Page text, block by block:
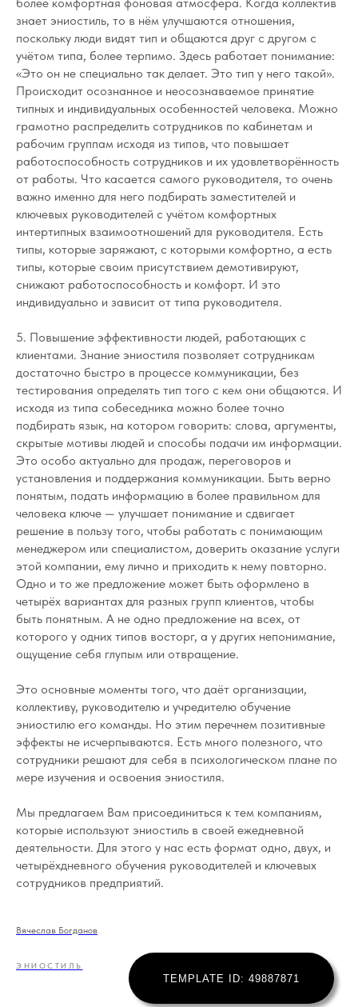
знает эниостиль, то в нём улучшаются отношения,
поскольку люди видят тип и общаются друг с другом с
учётом типа, более терпимо. Здесь работает понимание:
«Это он не специально так делает. Это тип у него такой».
Происходит осознанное и неосознаваемое принятие
типных и индивидуальных особенностей человека. Можно
грамотно распределить сотрудников по кабинетам и
рабочим группам исходя из типов, что повышает
работоспособность сотрудников и их удовлетворённость
от работы. Что касается самого руководителя, то очень
важно именно для него подбирать заместителей и
ключевых руководителей с учётом комфортных
интертипных взаимоотношений для руководителя. Есть
типы, которые заряжают, с которыми комфортно, а есть
типы, которые своим присутствием демотивируют,
снижают работоспособность и комфорт. И это
индивидуально и зависит от типа руководителя.
5. Повышение эффективности людей, работающих с
клиентами. Знание эниостиля позволяет сотрудникам
достаточно быстро в процессе коммуникации, без
тестирования определять тип того с кем они общаются. И
исходя из типа собеседника можно более точно
подбирать язык, на котором говорить: слова, аргументы,
скрытые мотивы людей и способы подачи им информации.
Это особо актуально для продаж, переговоров и
установления и поддержания коммуникации. Быть верно
понятым, подать информацию в более правильном для
человека ключе — улучшает понимание и сдвигает
решение в пользу того, чтобы работать с понимающим
менеджером или специалистом, доверить оказание услуги
этой компании, ему лично и приходить к нему повторно.
Одно и то же предложение может быть оформлено в
четырёх вариантах для разных групп клиентов, чтобы
быть понятным. А не одно предложение на всех, от
которого у одних типов восторг, а у других непонимание,
ощущение себя глупым или отвращение.
Это основные моменты того, что даёт организации,
коллективу, руководителю и учредителю обучение
эниостилю его команды. Но этим перечнем позитивные
эффекты не исчерпываются. Есть много полезного, что
сотрудники решают для себя в психологическом плане по
мере изучения и освоения эниостиля.
Мы предлагаем Вам присоединиться к тем компаниям,
которые используют эниостиль в своей ежедневной
деятельности. Для этого у нас есть формат одно, двух, и
четырёхдневного обучения руководителей и ключевых
сотрудников предприятий.
Вячеслав Богданов
ЭНИОСТИЛЬ
TEMPLATE ID: 49887871